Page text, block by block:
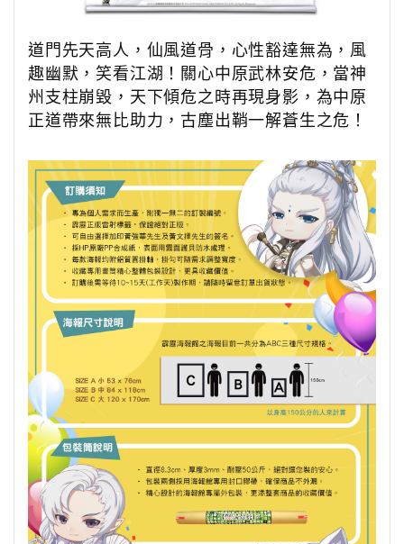
道門先天高人，仙風道骨，心性豁達無為，風
趣幽默，笑看江湖！關心中原武林安危，當神
州支柱崩毀，天下傾危之時再現身影，為中原
正道帶來無比助力，古塵出鞘一解蒼生之危！